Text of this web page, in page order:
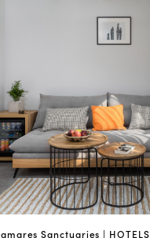
Sanctuaries | HOTELS